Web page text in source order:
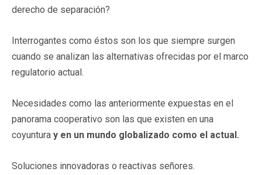
derecho de separación?
Interrogantes como éstos son los que siempre surgen
cuando se analizan las alternativas ofrecidas por el marco
regulatorio actual.
Necesidades como las anteriormente expuestas en el
panorama cooperativo son las que existen en una
coyuntura y en un mundo globalizado como el actual.
Soluciones innovadoras o reactivas señores.